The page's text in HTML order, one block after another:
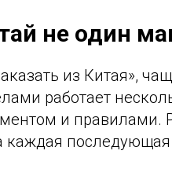
не один
из Китая»,
работает
и правилами.
каждая